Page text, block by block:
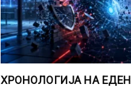
ХРОНОЛОГИЈА НА ЕДЕН